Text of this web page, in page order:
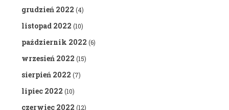
grudzień 2022 (4)
listopad 2022 (10)
październik 2022 (6)
wrzesień 2022 (15)
sierpień 2022 (7)
lipiec 2022 (10)
czerwiec 2022 (12)